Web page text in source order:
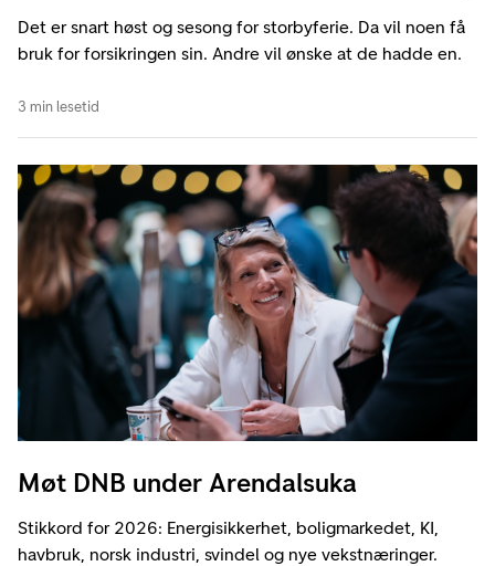
Det er snart høst og sesong for storbyferie. Da vil noen få
bruk for forsikringen sin. Andre vil ønske at de hadde en.
3 min lesetid
Møt DNB under Arendalsuka
Stikkord for 2026: Energisikkerhet, boligmarkedet, KI,
havbruk, norsk industri, svindel og nye vekstnæringer.